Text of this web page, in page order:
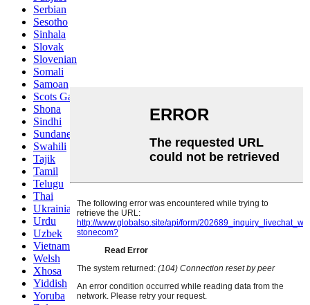
Serbian
Sesotho
Sinhala
Slovak
Slovenian
Somali
Samoan
Scots Gaelic
Shona
Sindhi
Sundanese
Swahili
Tajik
Tamil
Telugu
Thai
Ukrainian
Urdu
Uzbek
Vietnamese
Welsh
Xhosa
Yiddish
Yoruba